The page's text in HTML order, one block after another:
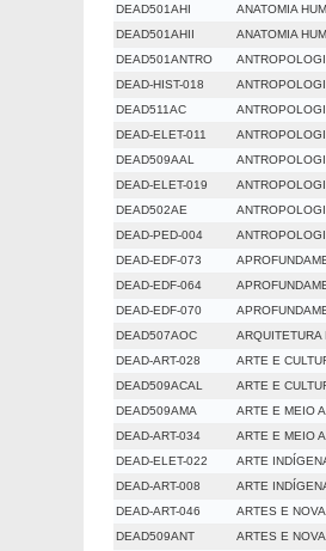
DEAD501AHI
ANATOMIA
DEAD501AHII
ANATOMIA
DEAD501ANTRO
DEAD-HIST-018
DEAD511AC
DEAD-ELET-011
DEAD509AAL
DEAD-ELET-019
DEAD502AE
DEAD-PED-004
DEAD-EDF-073
DEAD-EDF-064
DEAD-EDF-070
DEAD507AOC
ARQUITETURA
DEAD-ART-028
ARTE E
DEAD509ACAL
ARTE E
DEAD509AMA
ARTE E MEIO
DEAD-ART-034
ARTE E MEIO
DEAD-ELET-022
ARTE
DEAD-ART-008
ARTE
DEAD-ART-046
ARTES E
DEAD509ANT
ARTES E